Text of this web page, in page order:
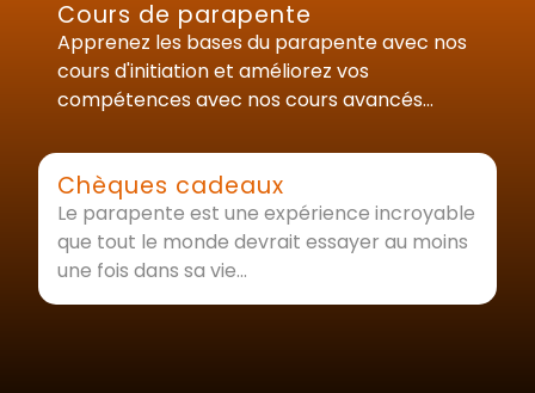
Cours de parapente
Apprenez les bases du parapente avec nos
cours d'initiation et améliorez vos
compétences avec nos cours avancés...
Chèques cadeaux
Le parapente est une expérience incroyable
que tout le monde devrait essayer au moins
une fois dans sa vie...